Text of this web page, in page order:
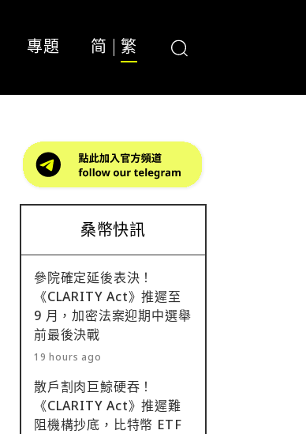
專題 简 繁
桑幣快訊
參院確定延後表決！
《CLARITY Act》推遲至
9 月，加密法案迎期中選舉
前最後決戰
19 hours ago
散戶割肉巨鯨硬吞！
《CLARITY Act》推遲難
阻機構抄底，比特幣 ETF